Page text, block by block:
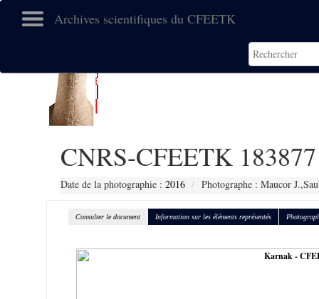
Archives scientifiques du CFEETK
CNRS-CFEETK 183877
Date de la photographie : 2016 Photographe : Maucor
Consulter le document Information sur les éléments représentés